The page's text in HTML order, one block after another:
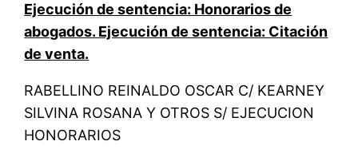
Ejecución de sentencia: Honorarios de
abogados. Ejecución de sentencia: Citación
de venta.
RABELLINO REINALDO OSCAR C/ KEARNEY
SILVINA ROSANA Y OTROS S/ EJECUCION
HONORARIOS